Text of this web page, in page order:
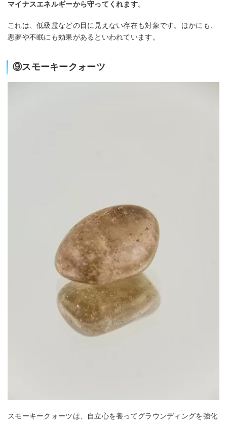
マイナスエネルギーから守ってくれます。
これは、低級霊などの目に見えない存在も対象です。ほかにも、
悪夢や不眠にも効果があるといわれています。
⑨スモーキークォーツ
スモーキークォーツは、自立心を養ってグラウンディングを強化